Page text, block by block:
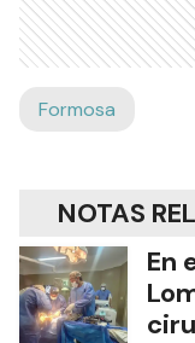
Formosa
NOTAS
En